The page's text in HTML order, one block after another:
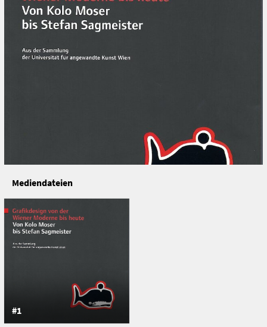
Mediendateien
#1